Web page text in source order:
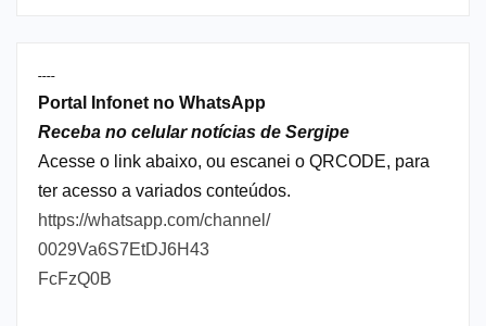
----
Portal Infonet no WhatsApp
Receba no celular notícias de Sergipe
Acesse o link abaixo, ou escanei o QRCODE, para
ter acesso a variados conteúdos.
https://whatsapp.com/channel/
0029Va6S7EtDJ6H43
FcFzQ0B